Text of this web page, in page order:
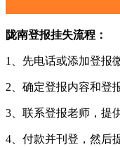
陇南登报挂失流程：
1、先电话或添加登报
2、确定登报内容和登
3、联系登报老师，提
4、付款并刊登，然后